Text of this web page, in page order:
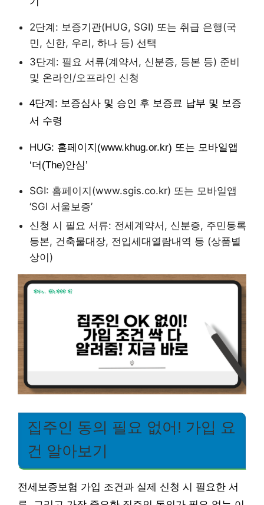
2단계: 보증기관(HUG, SGI) 또는 취급 은행(국
민, 신한, 우리, 하나 등) 선택
3단계: 필요 서류(계약서, 신분증, 등본 등) 준비
및 온라인/오프라인 신청
4단계: 보증심사 및 승인 후 보증료 납부 및 보증
서 수령
HUG: 홈페이지(www.khug.or.kr) 또는 모바일앱
‘더(The)안심’
SGI: 홈페이지(www.sgis.co.kr) 또는 모바일앱
‘SGI 서울보증’
신청 시 필요 서류: 전세계약서, 신분증, 주민등록
등본, 건축물대장, 전입세대열람내역 등 (상품별
상이)
집주인 동의 필요 없어! 가입 요
건 알아보기
전세보증보험 가입 조건과 실제 신청 시 필요한 서